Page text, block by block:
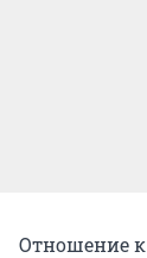
Отношение